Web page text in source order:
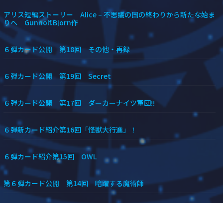
アリス短編ストーリー Alice – 不思議の国の終わりから新たな始ま
りへ Gunnolf.Bjorn作
６弾カード公開 第18回 その他・再録
６弾カード公開 第19回 Secret
６弾カード公開 第17回 ダーカーナイツ軍団!!
６弾新カード紹介第16回「怪獣大行進」！
６弾カード紹介第15回 OWL
第６弾カード公開 第14回 暗躍する魔術師